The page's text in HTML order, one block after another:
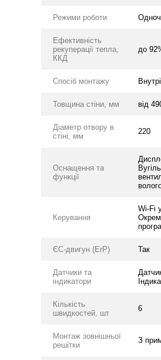
Режими роботи
Ефективність
рекуперації тепла,
ККД
до
Спосіб монтажу
Товщина стіни, мм від
Діаметр отвору в
стіні, мм
220
Оснащення та
функції
Керування
Wi-Fi
ЄС-двигун (ErP) Так
Датчики та
індикатори
Кількість
швидкостей, шт
6
Монтаж зовнішньої
решітки
З